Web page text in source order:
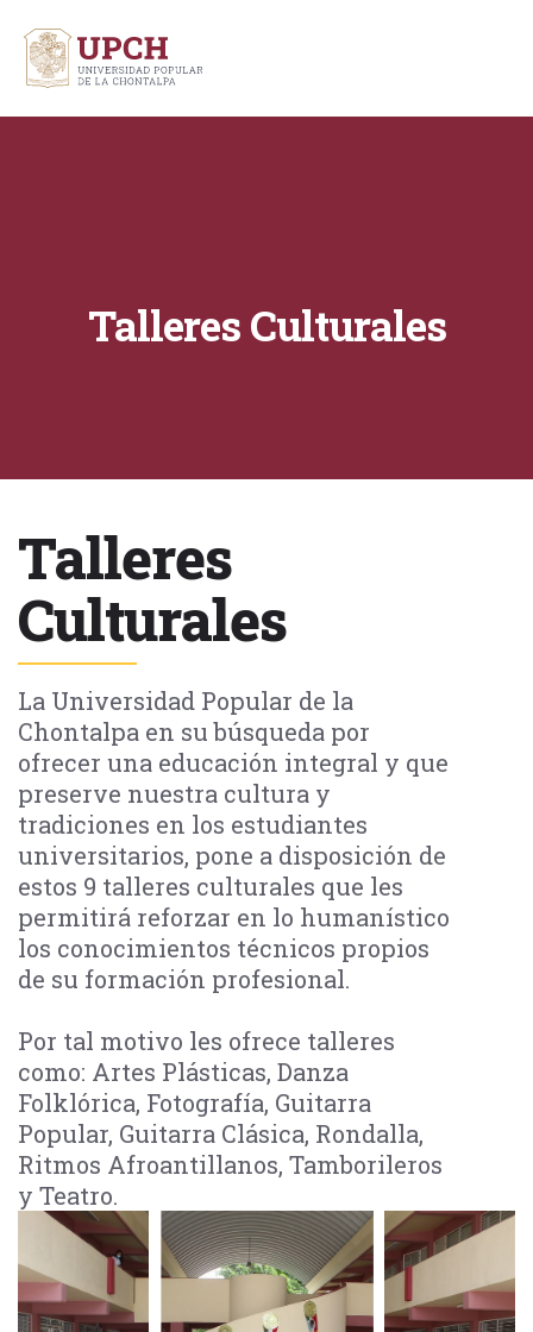
Talleres Culturales
Talleres
Culturales
La Universidad Popular de la
Chontalpa en su búsqueda por
ofrecer una educación integral y que
preserve nuestra cultura y
tradiciones en los estudiantes
universitarios, pone a disposición de
estos 9 talleres culturales que les
permitirá reforzar en lo humanístico
los conocimientos técnicos propios
de su formación profesional.
Por tal motivo les ofrece talleres
como: Artes Plásticas, Danza
Folklórica, Fotografía, Guitarra
Popular, Guitarra Clásica, Rondalla,
Ritmos Afroantillanos, Tamborileros
y Teatro.